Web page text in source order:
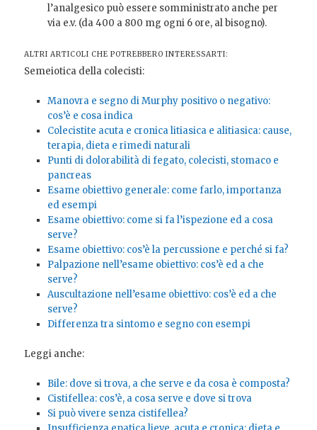
l’analgesico può essere somministrato anche per
via e.v. (da 400 a 800 mg ogni 6 ore, al bisogno).
ALTRI ARTICOLI CHE POTREBBERO INTERESSARTI:
Semeiotica della colecisti:
Manovra e segno di Murphy positivo o negativo:
cos’è e cosa indica
Colecistite acuta e cronica litiasica e alitiasica: cause,
terapia, dieta e rimedi naturali
Punti di dolorabilità di fegato, colecisti, stomaco e
pancreas
Esame obiettivo generale: come farlo, importanza
ed esempi
Esame obiettivo: come si fa l’ispezione ed a cosa
serve?
Esame obiettivo: cos’è la percussione e perché si fa?
Palpazione nell’esame obiettivo: cos’è ed a che
serve?
Auscultazione nell’esame obiettivo: cos’è ed a che
serve?
Differenza tra sintomo e segno con esempi
Leggi anche:
Bile: dove si trova, a che serve e da cosa è composta?
Cistifellea: cos’è, a cosa serve e dove si trova
Si può vivere senza cistifellea?